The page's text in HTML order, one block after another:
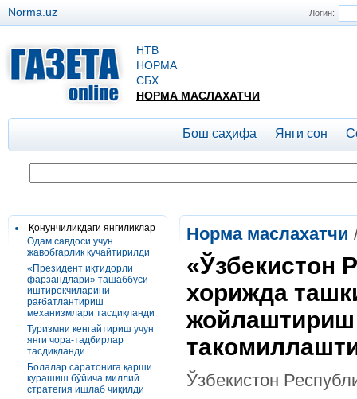
Логин:
Norma.uz
НТВ
НОРМА
СБХ
НОРМА МАСЛАХАТЧИ
Бош саҳифа Янги сон
Қонунчиликдаги янгиликлар
Одам савдоси учун
жавобгарлик кучайтирилди
«Президент иқтидорли
фарзандлари» ташаббуси
иштирокчиларини
рағбатлантириш
механизмлари тасдиқланди
Туризмни кенгайтириш учун
янги чора-тадбирлар
тасдиқланди
Болалар саратонига қарши
курашиш бўйича миллий
стратегия ишлаб чиқилди
Норма маслахатчи
«Ўзбекистон
хорижда
жойлаштириш
Ўзбекистон